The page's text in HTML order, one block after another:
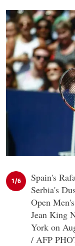
1/6
Spain's
Serbia's
Open
Jean King
York on
/ AFP